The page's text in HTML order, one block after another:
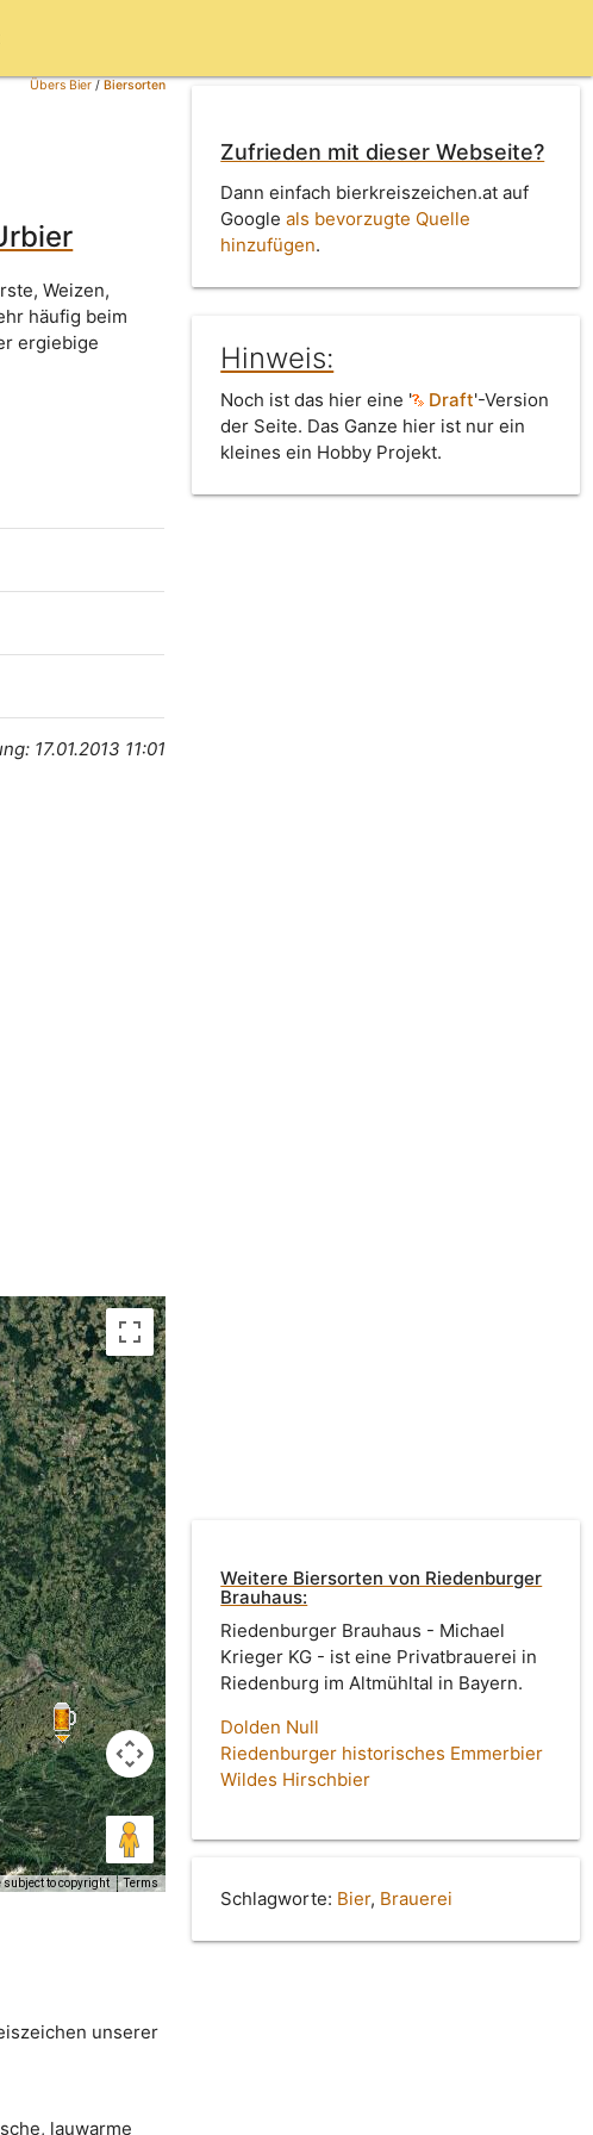
Übers Bier/Biersorten
Weizen,
häufig beim
ergiebige
17.01.2013 11:01
Zufrieden mit dieser Webseite?
Dann einfach bierkreiszeichen.at auf
Googleals bevorzugte Quelle
hinzufügen.
Hinweis:
Noch ist das hier eine ' Draft'-Version
der Seite. Das Ganze hier ist nur ein
kleines ein Hobby Projekt.
subject to copyright Terms
unserer
lauwarme
Weitere Biersorten von Riedenburger
Brauhaus:
Riedenburger Brauhaus - Michael
Krieger KG - ist eine Privatbrauerei in
Riedenburg im Altmühltal in Bayern.
Dolden Null
Riedenburger historisches Emmerbier
Wildes Hirschbier
Schlagworte: Bier, Brauerei